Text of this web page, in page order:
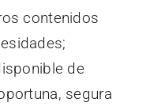
contenidos
de
segura